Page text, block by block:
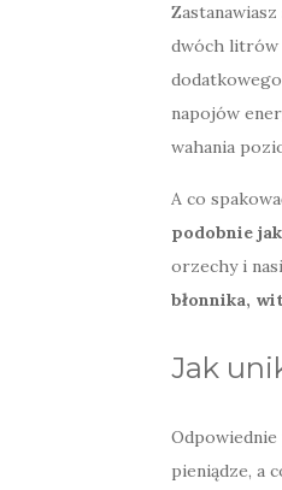
dwóch litrów
napojów
wahania
A co
podobnie
orzechy i
błonnika,
Jak
pieniądze, a